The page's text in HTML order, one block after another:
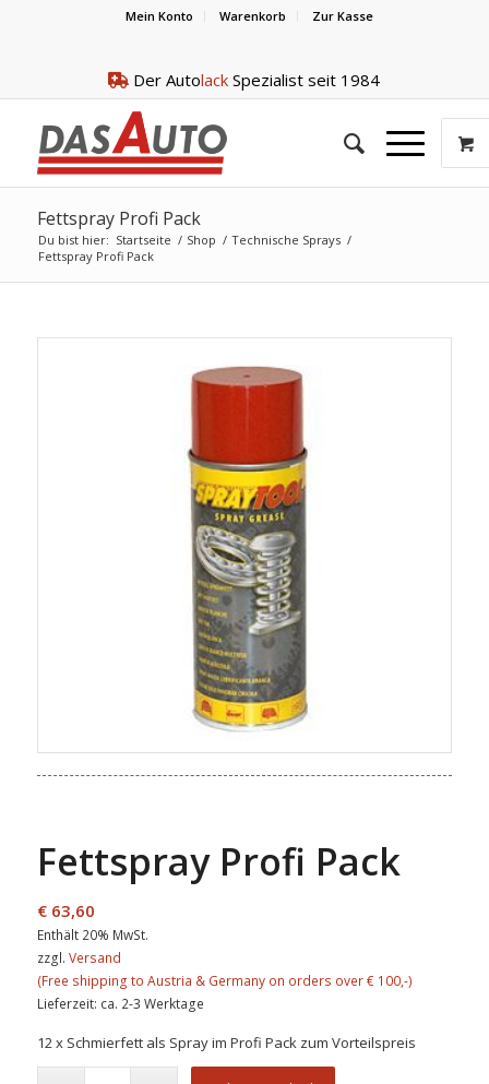
Mein Konto Warenkorb Zur Kasse
Der Autolack Spezialist seit 1984
Fettspray Profi Pack
Du bist hier: Startseite / Shop / Technische Sprays /
Fettspray Profi Pack
Fettspray Profi Pack
€63,60
Enthält 20% MwSt.
zzgl. Versand
Lieferzeit: ca. 2-3 Werktage
12 x Schmierfett als Spray im Profi Pack zum Vorteilspreis